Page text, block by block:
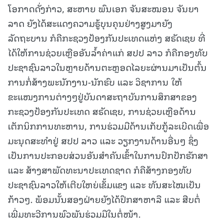
ໂອກາດດັ່ງກ່າວ, ສະຫາຍ ພົນເອກ ຈັນສະໝອນ ຈັນຍາ
ລາດ ຍັງໄດ້ສະແດງຄວາມຮູ້ບຸນຄຸນຢ່າງສູງມາຍັງ
ລັດຖະບານ ກໍຄືກະຊວງປ້ອງກັນປະເທດແຫ່ງ ສຣັດເຊຍ ທີ່
ໄດ້ໃຫ້ການຊ່ວຍເຫຼືອອັນລ້ຳຄ່າແກ່ ສປປ ລາວ ກໍຄືກອງທັບ
ປະຊາຊົນລາວໃນຫຼາຍດ້ານຕະຫຼອດໄລຍະຜ່ານມາເປັນຕົ້ນ
ການກໍ່ສ້າງພະນັກງານ-ນັກຮົບ ແລະ ວິຊາການ ໃຫ້
ຂະແໜງການຕ່າງໆຢູ່ບັນດາສະຖາບັນການສຶກສາຂອງ
ກະຊວງປ້ອງກັນປະເທດ ສຣັດເຊຍ, ການຊ່ວຍເຫຼືອດ້ານ
ເຕັກນິກການທະຫານ, ການຮ່ວມມືດ້ານເກັບກູ້ລະເບີດເພື່ອ
ມະນຸດສະທຳຢູ່ ສປປ ລາວ ແລະ ວຽກງານດ້ານອື່ນໆ ຊຶ່ງ
ເປັນການປະກອບສ່ວນອັນສໍາຄັນເຂົ້າໃນການປົກປັກຮັກສາ
ແລະ ສ້າງສາພັດທະນາປະເທດຊາດ ກໍຄືສ້າງກອງທັບ
ປະຊາຊົນລາວໃຫ້ເຕີບໃຫຍ່ເຂັ້ມແຂງ ແລະ ທັນສະໄໝເປັນ
ກ້າວໆ. ພ້ອມນັ້ນສອງຝ່າຍຍັງໄດ້ປຶກສາຫາລື ແລະ ສືບຕໍ່
ເພີ່ມທະວີການພົວພັນຮ່ວມມືໃນຕໍ່ໜ້າ.